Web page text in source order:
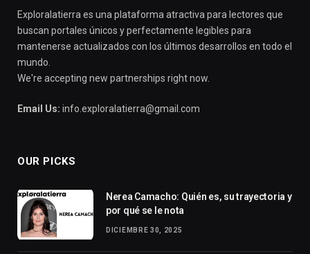
Exploralatierra es una plataforma atractiva para lectores que
buscan portales únicos y perfectamente legibles para
mantenerse actualizados con los últimos desarrollos en todo el
mundo.
We're accepting new partnerships right now.
Email Us: info.exploralatierra@gmail.com
OUR PICKS
Nerea Camacho: Quién es, su trayectoria y
por qué se le nota
DICIEMBRE 30, 2025